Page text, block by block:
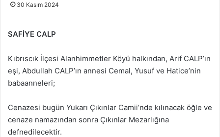
30 Kasım 2024
SAFİYE CALP
Kıbrıscık İlçesi Alanhimmetler Köyü halkından, Arif CALP’ın
eşi, Abdullah CALP’ın annesi Cemal, Yusuf ve Hatice’nin
babaanneleri;
Cenazesi bugün Yukarı Çıkınlar Camii’nde kılınacak öğle ve
cenaze namazından sonra Çıkınlar Mezarlığına
defnedilecektir.